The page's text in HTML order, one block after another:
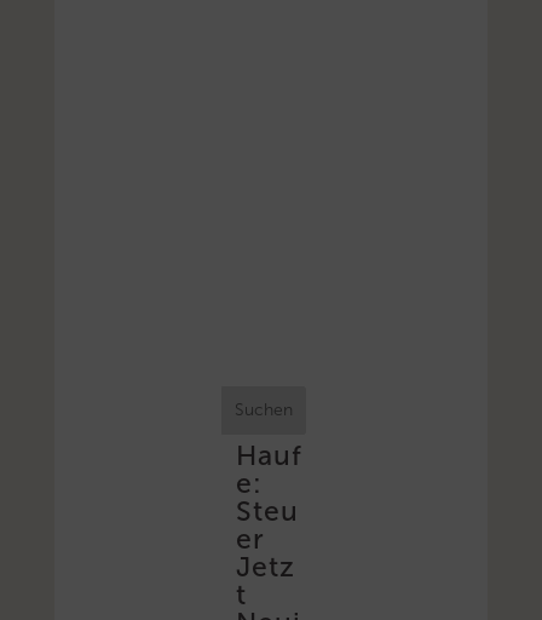
Suchen
Hauf
e:
Steu
er
Jetz
t